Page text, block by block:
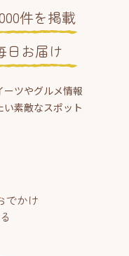
件を掲載
日お届け
ツやグルメ情報
素敵なスポット
でかけ